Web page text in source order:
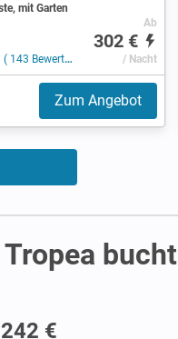
mit Garten
( 143 Bewertungen )
Ab
302 €
/ Nacht
Zum Angebot
bucht
€